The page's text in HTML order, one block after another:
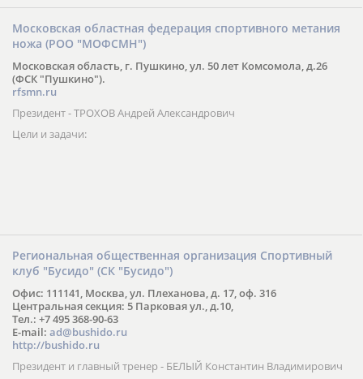
Московская областная федерация спортивного метания
ножа (РОО "МОФСМН")
Московская область, г. Пушкино, ул. 50 лет Комсомола, д.26
(ФСК "Пушкино").
rfsmn.ru
Президент - ТРОХОВ Андрей Александрович
Цели и задачи:
Региональная общественная организация Спортивный
клуб "Бусидо" (СК "Бусидо")
Офис: 111141, Москва, ул. Плеханова, д. 17, оф. 316
Центральная секция: 5 Парковая ул., д.10,
Тел.: +7 495 368-90-63
E-mail: ad@bushido.ru
http://bushido.ru
Президент и главный тренер - БЕЛЫЙ Константин Владимирович